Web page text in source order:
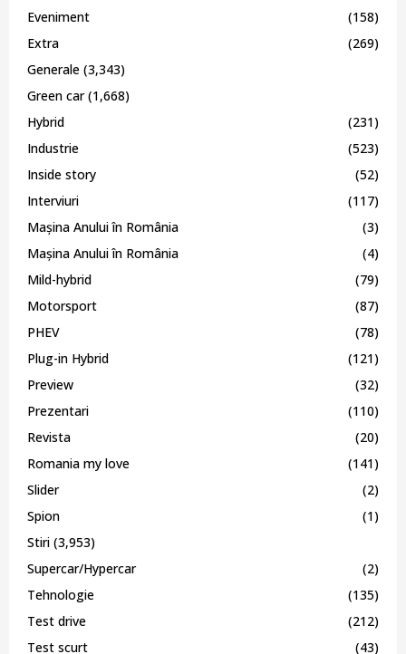
Eveniment
(158)
Extra
(269)
Generale (3,343)
Green car(1,668)
Hybrid
(231)
Industrie
(523)
Inside story
(52)
Interviuri
(117)
Mașina Anului în România
(3)
Mașina Anului în România
(4)
Mild-hybrid
(79)
Motorsport
(87)
PHEV
(78)
Plug-in Hybrid
(121)
Preview
(32)
Prezentari
(110)
Revista
(20)
Romania my love
(141)
Slider
(2)
Spion
(1)
Stiri (3,953)
Supercar/Hypercar
(2)
Tehnologie
(135)
Test drive
(212)
Test scurt
(43)